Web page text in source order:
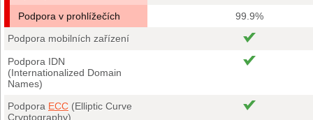
Podpora v prohlížečích
99.9%
Podpora mobilních zařízení
Podpora IDN
(Internationalized Domain
Names)
Podpora ECC (Elliptic Curve
Cryptography)